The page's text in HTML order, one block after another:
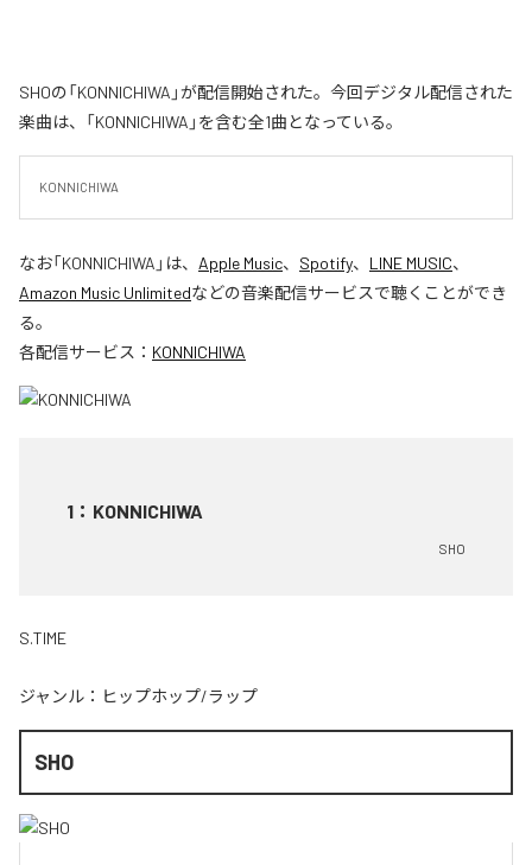
SHOの「KONNICHIWA」が配信開始された。今回デジタル配信された
楽曲は、「KONNICHIWA」を含む全1曲となっている。
KONNICHIWA
なお「KONNICHIWA 」は、 Apple Music、 Spotify、 LINE MUSIC、
Amazon Music Unlimitedなどの音楽配信サービスで聴くことができ
る。
各配信サービス： KONNICHIWA
1 ： KONNICHIWA
SHO
S.TIME
ジャンル： ヒップホップ/ラップ
SHO